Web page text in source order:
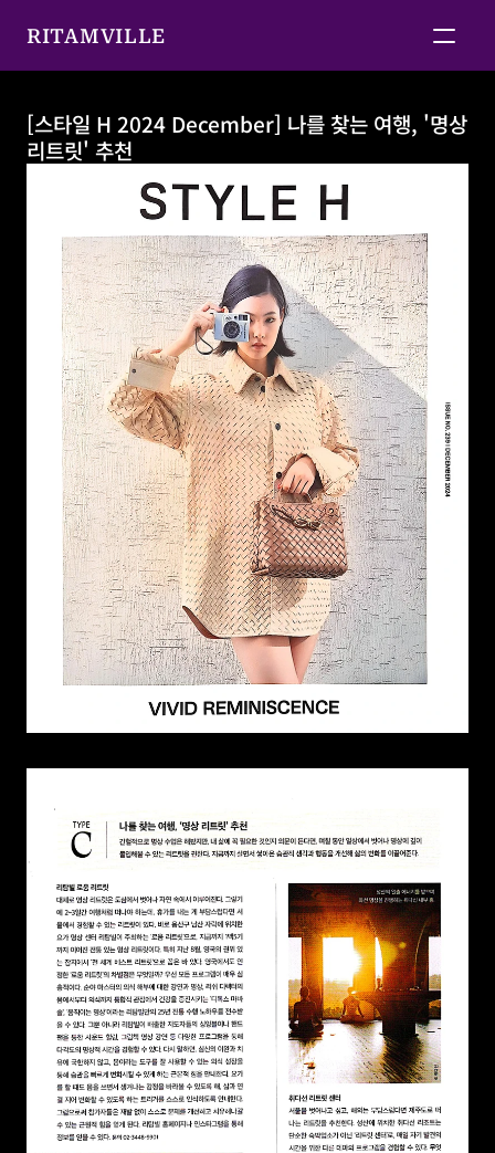
RITAMVILLE
[스타일 H 2024 December] 나를 찾는 여행, '명상
리트릿' 추천